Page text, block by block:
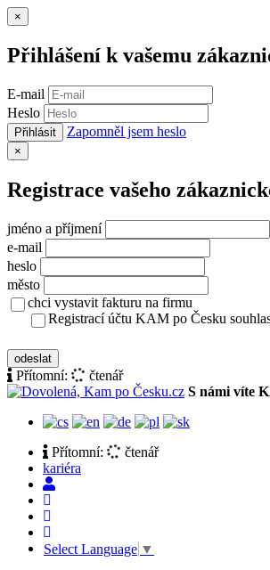
×
Přihlášení k vašemu
E-mail
Heslo
Přihlásit Zapomněl jsem heslo
×
Registrace vašeho
jméno a příjmení
e-mail
heslo
město
chci vystavit fakturu na firmu
Registrací účtu KAM po Česku
odeslat
Přítomní:
čtenář
S námi víte
Přítomní:
čtenář
kariéra
Select Language ▼